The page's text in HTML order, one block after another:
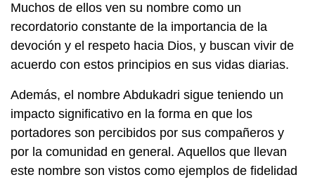
Muchos de ellos ven su nombre como un
recordatorio constante de la importancia de la
devoción y el respeto hacia Dios, y buscan vivir de
acuerdo con estos principios en sus vidas diarias.
Además, el nombre Abdukadri sigue teniendo un
impacto significativo en la forma en que los
portadores son percibidos por sus compañeros y
por la comunidad en general. Aquellos que llevan
este nombre son vistos como ejemplos de fidelidad